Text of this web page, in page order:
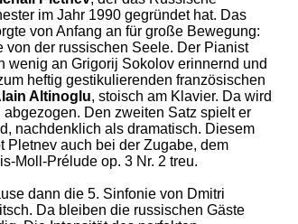
im Jahr 1990 gegründet hat. Das
von Anfang an für große Bewegung:
von der russischen Seele. Der Pianist
wenig an Grigorij Sokolov erinnernd und
heftig gestikulierenden französischen
Altinoglu, stoisch am Klavier. Da wird
abgezogen. Den zweiten Satz spielt er
nachdenklich als dramatisch. Diesem
Pletnev auch bei der Zugabe, dem
Moll-Prélude op. 3 Nr. 2 treu.
dann die 5. Sinfonie von Dmitri
Da bleiben die russischen Gäste